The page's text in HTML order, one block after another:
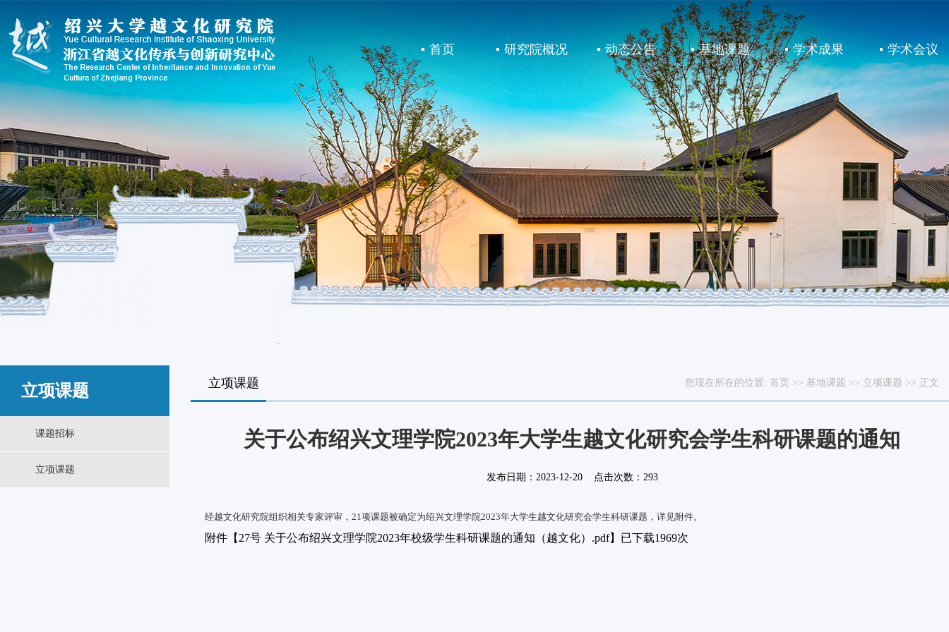
首页 研究院概况 动态公告 基地课题 学术成果 学术会议
立项课题
课题招标
立项课题
立项课题 您现在所在的位置: 首页 >> 基地课题 >> 立项课题 >> 正文
关于公布绍兴文理学院2023年大学生越文化研究会学生科研课题的通知
发布日期： 2023-12-20 点击次数： 293
经越文化研究院组织相关专家评审，21项课题被确定为绍兴文理学院2023年大学生越文化研究会学生科研课题，详见附件。
附件【 27号 关于公布绍兴文理学院2023年校级学生科研课题的通知（越文化）.pdf】已下载1969次